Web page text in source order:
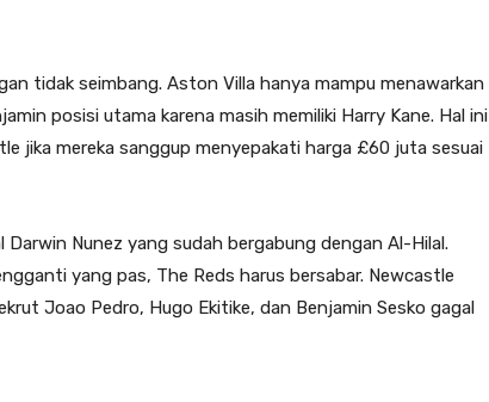
tidak seimbang. Aston Villa hanya mampu menawarkan
posisi utama karena masih memiliki Harry Kane. Hal ini
jika mereka sanggup menyepakati harga £60 juta sesuai
Nunez yang sudah bergabung dengan Al-Hilal.
yang pas, The Reds harus bersabar. Newcastle
Joao Pedro, Hugo Ekitike, dan Benjamin Sesko gagal